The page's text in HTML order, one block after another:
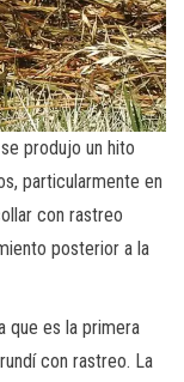
produjo un hito
particularmente en
con rastreo
posterior a la
que es la primera
con rastreo. La